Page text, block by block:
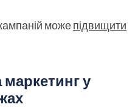
можепідвищити
маркетинг у